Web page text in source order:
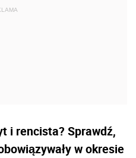
i rencista? Sprawdź,
w okresie